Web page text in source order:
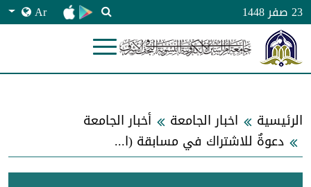
23 صفر 1448 Ar
الرئيسية اخبار الجامعة
أخبار الجامعة
دعوةٌ للاشتراك في مسابقة (الرحيق المختوم) النسويّة